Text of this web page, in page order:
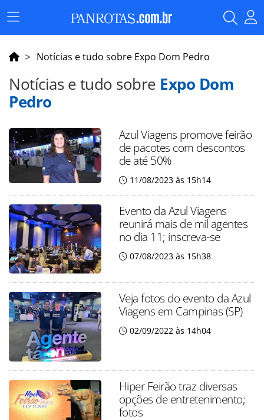
Menu
Principal
Notícias e tudo sobre Expo Dom Pedro
Notícias e tudo sobre Expo Dom
Pedro
Azul Viagens promove feirão
de pacotes com descontos
de até 50%
11/08/2023 às 15h14
Evento da Azul Viagens
reunirá mais de mil agentes
no dia 11; inscreva-se
07/08/2023 às 15h38
Veja fotos do evento da Azul
Viagens em Campinas (SP)
02/09/2022 às 14h04
Hiper Feirão traz diversas
opções de entretenimento;
fotos